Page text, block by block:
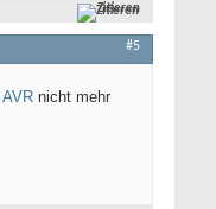
Zitieren
#5
AVR nicht mehr